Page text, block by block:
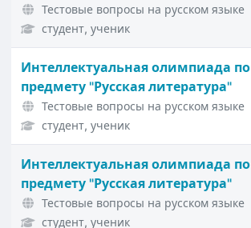
Тестовые вопросы на русском языке
студент, ученик
Интеллектуальная олимпиада по
предмету "Русская литература"
Тестовые вопросы на русском языке
студент, ученик
Интеллектуальная олимпиада по
предмету "Русская литература"
Тестовые вопросы на русском языке
студент, ученик